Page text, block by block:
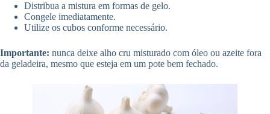
Distribua a mistura em formas de gelo.
Congele imediatamente.
Utilize os cubos conforme necessário.
Importante: nunca deixe alho cru misturado com óleo ou azeite fora
da geladeira, mesmo que esteja em um pote bem fechado.